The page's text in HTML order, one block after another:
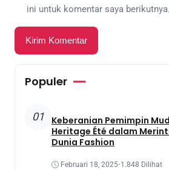
ini untuk komentar saya berikutnya.
Populer
01
Keberanian Pemimpin
Heritage Été dalam
Dunia Fashion
Februari 18, 2025•1.848 Dilihat